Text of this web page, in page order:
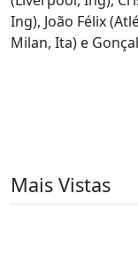
Ing), João Félix
Milan, Ita) e
Mais Vistas